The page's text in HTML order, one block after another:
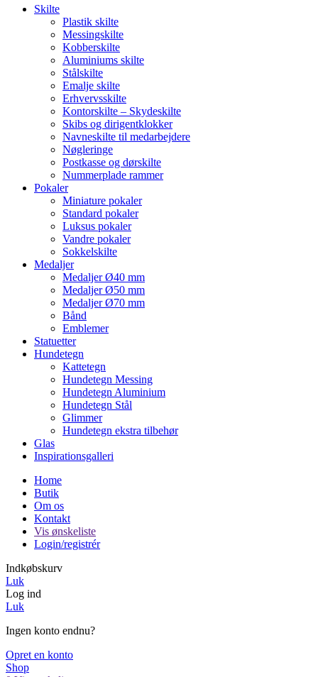
Skilte
Plastik skilte
Messingskilte
Kobberskilte
Aluminiums skilte
Stålskilte
Emalje skilte
Erhvervsskilte
Kontorskilte – Skydeskilte
Skibs og dirigentklokker
Navneskilte til medarbejdere
Nøgleringe
Postkasse og dørskilte
Nummerplade rammer
Pokaler
Miniature pokaler
Standard pokaler
Luksus pokaler
Vandre pokaler
Sokkelskilte
Medaljer
Medaljer Ø40 mm
Medaljer Ø50 mm
Medaljer Ø70 mm
Bånd
Emblemer
Statuetter
Hundetegn
Kattetegn
Hundetegn Messing
Hundetegn Aluminium
Hundetegn Stål
Glimmer
Hundetegn ekstra tilbehør
Glas
Inspirationsgalleri
Home
Butik
Om os
Kontakt
Vis ønskeliste
Login/registrér
Indkøbskurv
Luk
Log ind
Luk
Ingen konto endnu?
Opret en konto
Shop